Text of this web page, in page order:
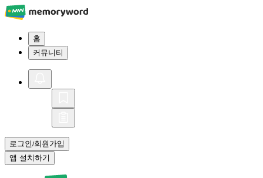
홈
커뮤니티
로그인/회원가입
앱 설치하기